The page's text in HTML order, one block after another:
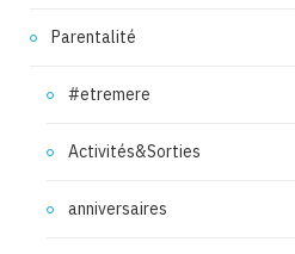
Parentalité
#etremere
Activités&Sorties
anniversaires